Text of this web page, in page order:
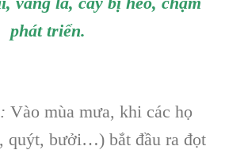
phát triển.
: Vào mùa mưa, khi các họ
quýt, bưởi…) bắt đầu ra đọt